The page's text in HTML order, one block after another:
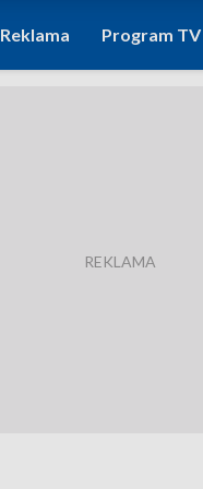
Reklama Program TV